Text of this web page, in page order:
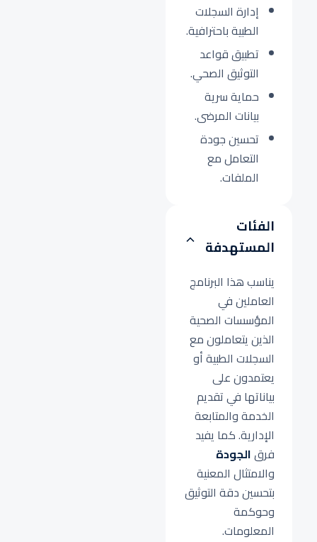
إدارة السجلات
الطبية باحترافية.
تطبيق قواعد
التوثيق الصحي.
حماية سرية
بيانات المرضى.
تحسين جودة
التعامل مع
الملفات.
الفئات
المستهدفة
يناسب هذا البرنامج
العاملين في
المؤسسات الصحية
الذين يتعاملون مع
السجلات الطبية أو
يعتمدون على
بياناتها في تقديم
الخدمة والمتابعة
الإدارية. كما يفيد
فرقالجودة
والامتثال المعنية
بتحسين دقة التوثيق
وحوكمة
المعلومات.